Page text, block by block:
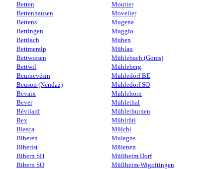
Betten
Bettenhausen
Bettens
Bettingen
Bettlach
Bettmeralp
Bettwiesen
Bettwil
Beurnevésin
Beuson (Nendaz)
Bevaix
Bever
Bévilard
Bex
Biasca
Biberen
Biberist
Bibern SH
Bibern SO
Moutier
Movelier
Mugena
Muggio
Muhen
Mühlau
Mühlebach (Goms)
Mühleberg
Mühledorf BE
Mühledorf SO
Mühlehorn
Mühlethal
Mühlethurnen
Mühlrüti
Mülchi
Mulegns
Mülenen
Müllheim Dorf
Müllheim-Wigoltingen